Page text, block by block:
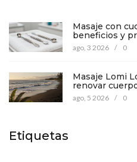
Masaje con
beneficios y
bienestar
ago, 3 2026 / 0
Masaje Lomi
renovar
ago, 5 2026 / 0
Etiquetas